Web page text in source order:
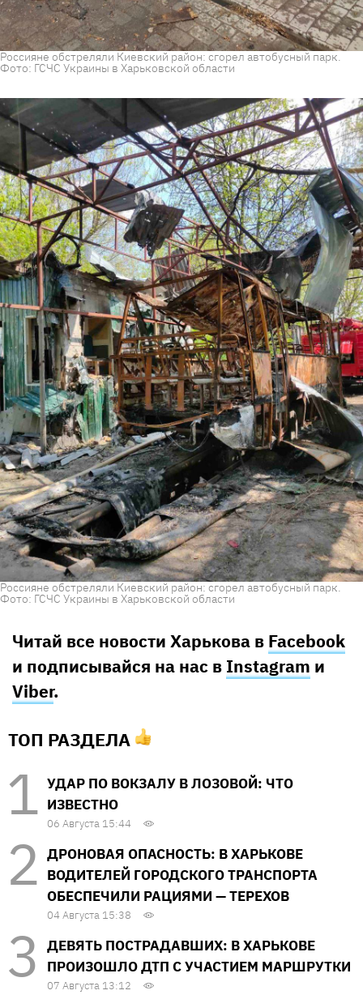
Россияне обстреляли Киевский район: сгорел автобусный парк.
Фото: ГСЧС Украины в Харьковской области
Россияне обстреляли Киевский район: сгорел автобусный парк.
Фото: ГСЧС Украины в Харьковской области
Читай все новости Харькова в Facebook
и подписывайся на нас в Instagram и
Viber.
ТОП РАЗДЕЛА
УДАР ПО ВОКЗАЛУ В ЛОЗОВОЙ: ЧТО
ИЗВЕСТНО
06 Августа 15:44
ДРОНОВАЯ ОПАСНОСТЬ: В ХАРЬКОВЕ
ВОДИТЕЛЕЙ ГОРОДСКОГО ТРАНСПОРТА
ОБЕСПЕЧИЛИ РАЦИЯМИ — ТЕРЕХОВ
04 Августа 15:38
ДЕВЯТЬ ПОСТРАДАВШИХ: В ХАРЬКОВЕ
ПРОИЗОШЛО ДТП С УЧАСТИЕМ МАРШРУТКИ
07 Августа 13:12